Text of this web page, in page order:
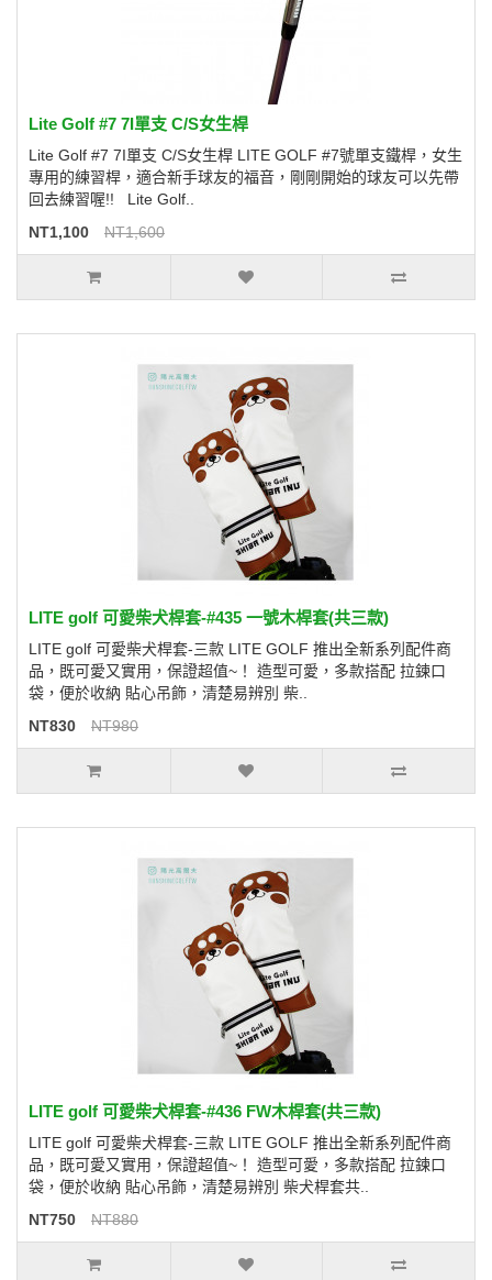
Lite Golf #7 7I單支 C/S女生桿
Lite Golf #7 7I單支 C/S女生桿 LITE GOLF #7號單支鐵桿，女生
專用的練習桿，適合新手球友的福音，剛剛開始的球友可以先帶
回去練習喔!! Lite Golf..
NT1,100
NT1,600
LITE golf 可愛柴犬桿套-#435 一號木桿套(共三款)
LITE golf 可愛柴犬桿套-三款 LITE GOLF 推出全新系列配件商
品，既可愛又實用，保證超值~！ 造型可愛，多款搭配 拉鍊口
袋，便於收納 貼心吊飾，清楚易辨別 柴..
NT830
NT980
LITE golf 可愛柴犬桿套-#436 FW木桿套(共三款)
LITE golf 可愛柴犬桿套-三款 LITE GOLF 推出全新系列配件商
品，既可愛又實用，保證超值~！ 造型可愛，多款搭配 拉鍊口
袋，便於收納 貼心吊飾，清楚易辨別 柴犬桿套共..
NT750
NT880